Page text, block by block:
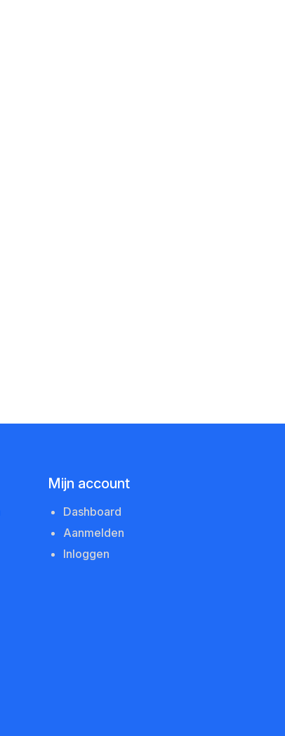
Mijn account
Dashboard
Aanmelden
Inloggen